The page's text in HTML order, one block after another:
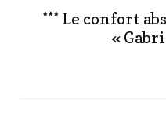
*** Le confort
«